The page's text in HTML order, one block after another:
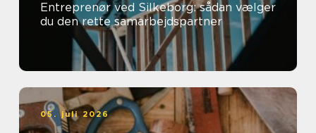
Entreprenør ved Silkeborg: sådan vælger
du den rette samarbejdspartner
05. juli 2026